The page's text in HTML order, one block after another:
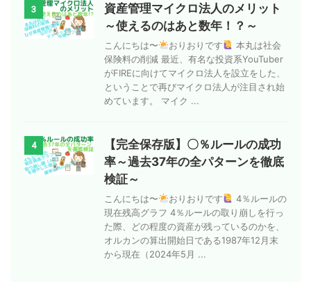
3
資産管理マイクロ法人のメリット
～使えるのはあと数年！？～
こんにちは〜 おりおりです
本丸は社会
保険料の削減 最近、有名な投資系YouTuber
がFIREに向けてマイクロ法人を設立をした、
ということで再びマイクロ法人が注目され始
めています。 マイク ...
4
【完全保存版】〇％ルールの成功
率～過去37年の全パターンを徹底
検証～
こんにちは〜 おりおりです
4％ルールの
現在残高グラフ 4％ルールの取り崩しを行っ
た際、どの程度の資産が残っているのかを、
オルカンの算出開始日である1987年12月末
から現在（2024年5月 ...